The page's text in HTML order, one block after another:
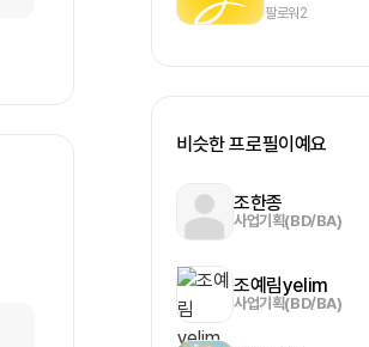
팔로워2
비슷한 프로필이예요
조한종
사업기획(BD/BA)
조예림yelim
사업기획(BD/BA)